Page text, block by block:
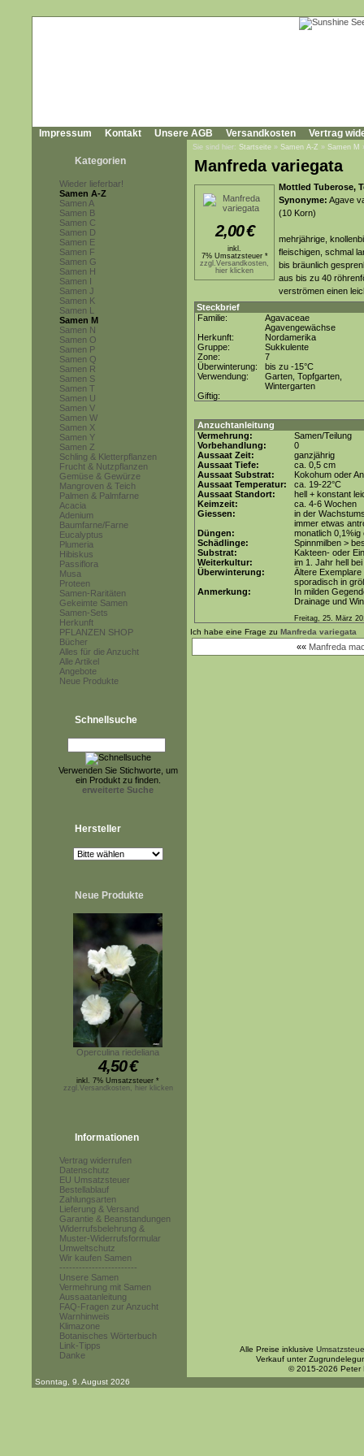
Impressum Kontakt Unsere AGB Versandkosten Vertrag
Kategorien
Wieder lieferbar!
Samen A-Z
Samen A
Samen B
Samen C
Samen D
Samen E
Samen F
Samen G
Samen H
Samen I
Samen J
Samen K
Samen L
Samen M
Samen N
Samen O
Samen P
Samen Q
Samen R
Samen S
Samen T
Samen U
Samen V
Samen W
Samen X
Samen Y
Samen Z
Schling & Kletterpflanzen
Frucht & Nutzpflanzen
Gemüse & Gewürze
Mangroven & Teich
Palmen & Palmfarne
Acacia
Adenium
Baumfarne/Farne
Eucalyptus
Plumeria
Hibiskus
Passiflora
Musa
Proteen
Samen-Raritäten
Gekeimte Samen
Samen-Sets
Herkunft
PFLANZEN SHOP
Bücher
Alles für die Anzucht
Alle Artikel
Angebote
Neue Produkte
Schnellsuche
Verwenden Sie Stichworte, um
ein Produkt zu finden.
erweiterte Suche
Hersteller
Neue Produkte
Operculina riedeliana
4,50€
inkl. 7% Umsatzsteuer *
zzgl.Versandkosten, hier klicken
Informationen
Vertrag widerrufen
Datenschutz
EU Umsatzsteuer
Bestellablauf
Zahlungsarten
Lieferung & Versand
Garantie & Beanstandungen
Widerrufsbelehrung &
Muster-Widerrufsformular
Umweltschutz
Wir kaufen Samen
------------------------
Unsere Samen
Vermehrung mit Samen
Aussaatanleitung
FAQ-Fragen zur Anzucht
Warnhinweis
Klimazone
Botanisches Wörterbuch
Link-Tipps
Danke
Sie sind hier: Startseite » Samen A-Z » Samen M
Manfreda variegata
2,00€
inkl.
7% Umsatzsteuer *
zzgl.Versandkosten,
hier klicken
Mottled Tuberose,
Synonyme: Agave
(10 Korn)
mehrjährige,
fleischigen, schmal
bis bräunlich
aus bis zu 40
verströmen einen
Steckbrief
Familie:
Agavaceae
Agavengewächse
Herkunft:
Nordamerika
Gruppe:
Sukkulente
Zone:
7
Überwinterung:
bis zu -15°C
Verwendung:
Garten, Topfgarten,
Wintergarten
Giftig:
Anzuchtanleitung
Vermehrung:
Samen/Teilung
Vorbehandlung:
0
Aussaat Zeit:
ganzjährig
Aussaat Tiefe:
ca. 0,5 cm
Aussaat Substrat:
Kokohum oder
Aussaat Temperatur:
ca. 19-22°C
Aussaat Standort:
hell + konstant
Keimzeit:
ca. 4-6 Wochen
Giessen:
in der
immer etwas
Düngen:
monatlich
Schädlinge:
Spinnmilben >
Substrat:
Kakteen- oder
Weiterkultur:
im 1. Jahr hell
Überwinterung:
Ältere
sporadisch in
Anmerkung:
In milden
Drainage und
Freitag, 25. März
Ich habe eine Frage zu Manfreda variegata
«« Manfreda
Alle Preise inklusive
Verkauf unter
© 2015-2026 Peter
Sonntag, 9. August 2026